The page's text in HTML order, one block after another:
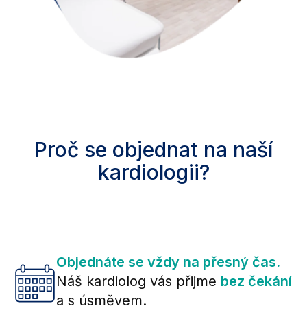
Proč se objednat na naší
kardiologii?
Objednáte se vždy na přesný čas.
Náš kardiolog vás přijme bez čekání
a s úsměvem.